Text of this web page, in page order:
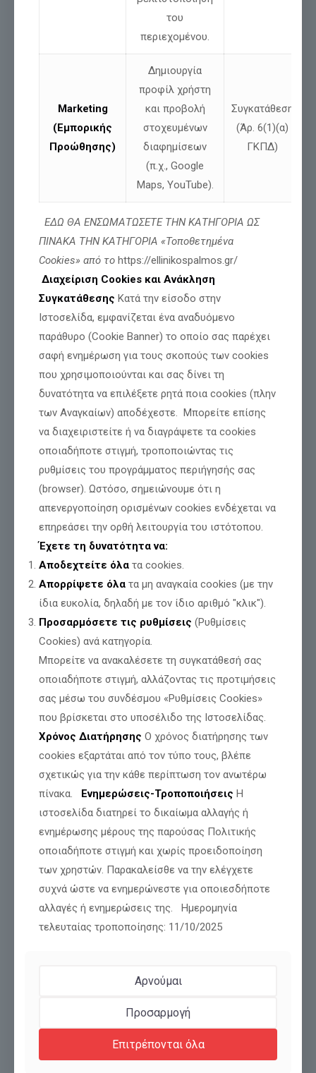
αυτό το ψηφιακό μπάχαλο ή απλώς δημιουργήθηκε
Ο ΕΛΛΗΝΙΚΟΣ ΠΑΛΜΟΣ και ο Νίκος Παπαδόπουλος θα
συνεχίσουν να υπερασπίζονται τα ατομικά
δικαιώματα και την
ιδιωτικότητα
των Ελλήνων
απέναντι σε κάθε μορφή ψηφιακού αυταρχισμού και
Από το Γραφείο Τύπου
του Ανεξάρτητου Βουλευτή
Νίκου Παπαδόπουλου
Η κοινοβουλευτική ερώτηση στην ιστοσελίδα της Βουλής:
https://www.hellenicparliament.gr/UserFiles/c0d5184d-7550-
4265-8e0b-078e1bc7375a/13339594.pdf
Σχετικές αναρτήσεις
Τιμή και Δόξα για όσους θυσιάζονται για
την Πατρίδα μας
Διαβάστε περισσότερα
του
περιεχομένου.
Marketing
(Εμπορικής
Προώθησης)
Δημιουργία
προφίλ χρήστη
και προβολή
στοχευμένων
διαφημίσεων
(π.χ., Google
Maps, YouTube).
Συγκατάθεση
(Άρ. 6(1)(α)
ΓΚΠΔ)
ΕΔΩ ΘΑ ΕΝΣΩΜΑΤΩΣΕΤΕ ΤΗΝ ΚΑΤΗΓΟΡΙΑ ΩΣ
ΠΙΝΑΚΑ ΤΗΝ ΚΑΤΗΓΟΡΙΑ «Τοποθετημένα
Cookies» από το https://ellinikospalmos.gr/
Διαχείριση Cookies και Ανάκληση
Συγκατάθεσης Κατά την είσοδο στην
Ιστοσελίδα, εμφανίζεται ένα αναδυόμενο
παράθυρο (Cookie Banner) το οποίο σας παρέχει
σαφή ενημέρωση για τους σκοπούς των cookies
που χρησιμοποιούνται και σας δίνει τη
δυνατότητα να επιλέξετε ρητά ποια cookies (πλην
των Αναγκαίων) αποδέχεστε. Μπορείτε επίσης
να διαχειριστείτε ή να διαγράψετε τα cookies
οποιαδήποτε στιγμή, τροποποιώντας τις
ρυθμίσεις του προγράμματος περιήγησής σας
(browser). Ωστόσο, σημειώνουμε ότι η
απενεργοποίηση ορισμένων cookies ενδέχεται να
επηρεάσει την ορθή λειτουργία του ιστότοπου.
Έχετε τη δυνατότητα να:
Αποδεχτείτε όλα τα cookies.
Απορρίψετε όλα τα μη αναγκαία cookies (με την
ίδια ευκολία, δηλαδή με τον ίδιο αριθμό "κλικ").
Προσαρμόσετε τις ρυθμίσεις (Ρυθμίσεις
Cookies) ανά κατηγορία.
Μπορείτε να ανακαλέσετε τη συγκατάθεσή σας
οποιαδήποτε στιγμή, αλλάζοντας τις προτιμήσεις
σας μέσω του συνδέσμου «Ρυθμίσεις Cookies»
που βρίσκεται στο υποσέλιδο της Ιστοσελίδας.
Χρόνος Διατήρησης Ο χρόνος διατήρησης των
cookies εξαρτάται από τον τύπο τους, βλέπε
σχετικώς για την κάθε περίπτωση τον ανωτέρω
πίνακα. Ενημερώσεις-Τροποποιήσεις Η
ιστοσελίδα διατηρεί το δικαίωμα αλλαγής ή
ενημέρωσης μέρους της παρούσας Πολιτικής
οποιαδήποτε στιγμή και χωρίς προειδοποίηση
των χρηστών. Παρακαλείσθε να την ελέγχετε
συχνά ώστε να ενημερώνεστε για οποιεσδήποτε
αλλαγές ή ενημερώσεις της. Ημερομηνία
τελευταίας τροποποίησης: 11/10/2025
Αρνούμαι
Προσαρμογή
Επιτρέπονται όλα